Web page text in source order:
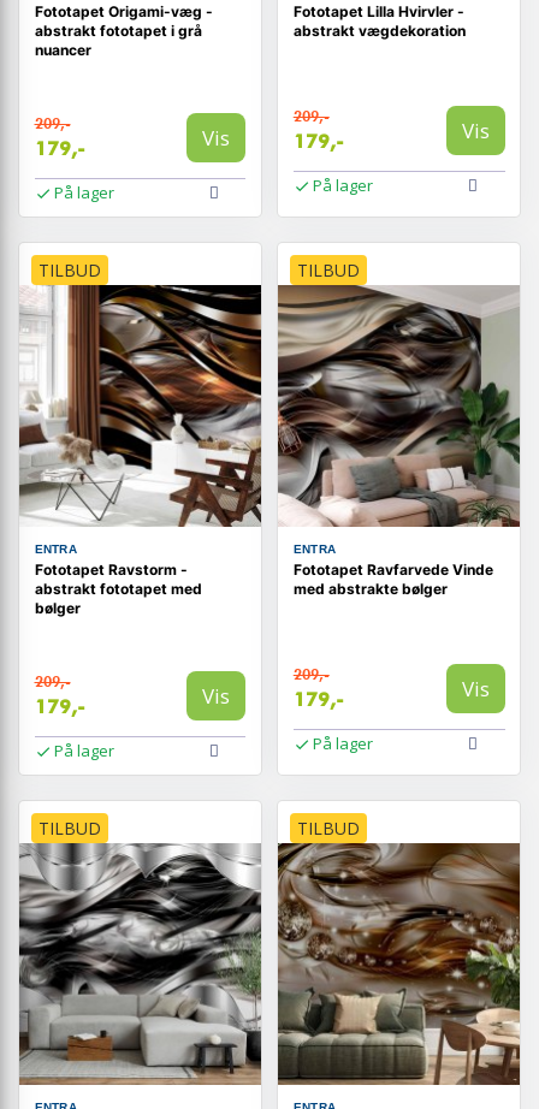
Fototapet Origami-væg -
abstrakt fototapet i grå
nuancer
209,-
179,- Vis
På lager
Fototapet Lilla Hvirvler -
abstrakt vægdekoration
209,-
179,- Vis
På lager
TILBUD
ENTRA
Fototapet Ravstorm -
abstrakt fototapet med
bølger
209,-
179,- Vis
På lager
TILBUD
ENTRA
Fototapet Ravfarvede Vinde
med abstrakte bølger
209,-
179,- Vis
På lager
TILBUD TILBUD